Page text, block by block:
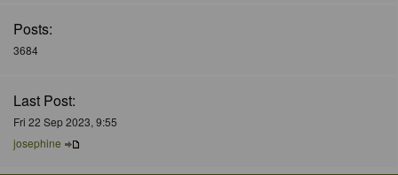
Posts:
3684
Last Post:
Fri 22 Sep 2023, 9:55
josephine